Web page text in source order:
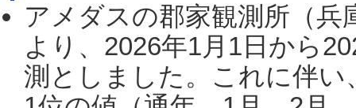
アメダスの郡家観測所（
より、2026年1月1日から
測としました。これに伴い